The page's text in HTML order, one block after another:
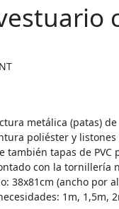
metálica (patas)
poliéster y
también tapas de
con la tornillería
38x81cm (ancho por
1m, 1,5m,